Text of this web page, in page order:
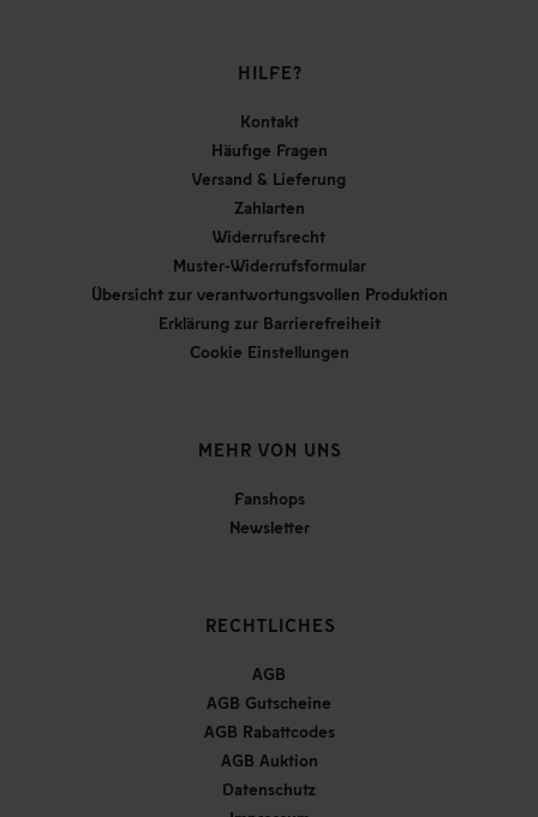
HILFE?
Kontakt
Häufige Fragen
Versand & Lieferung
Zahlarten
Widerrufsrecht
Muster-Widerrufsformular
Übersicht zur verantwortungsvollen Produktion
Erklärung zur Barrierefreiheit
Cookie Einstellungen
MEHR VON UNS
Fanshops
Newsletter
RECHTLICHES
AGB
AGB Gutscheine
AGB Rabattcodes
AGB Auktion
Datenschutz